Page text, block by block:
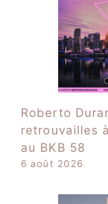
Roberto
retrouvailles
au BKB 58
6 août 2026